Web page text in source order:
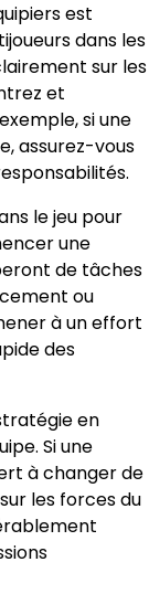
est
dans les
sur les
et
si une
assurez-vous
le jeu pour
une
de tâches
ou
à un effort
des
en
Si une
à changer de
les forces du